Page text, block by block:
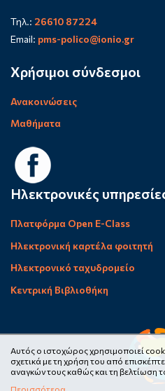
Τηλ.: 26610 87224
Email: pms-polico@ionio.gr
Χρήσιμοι σύνδεσμοι
Ανακοινώσεις
Μαθήματα
Ηλεκτρονικές
Πλατφόρμα Open E-Class
Ηλεκτρονική καρτέλα φοιτητή
Ηλεκτρονικό ταχυδρομείο
Κεντρική Βιβλιοθήκη
Αυτός ο ιστοχώρος χρησιμοποιεί
σχετικά με τη χρήση του από
αναγκών τους καθώς και τη βελτίωση
Περισσότερα